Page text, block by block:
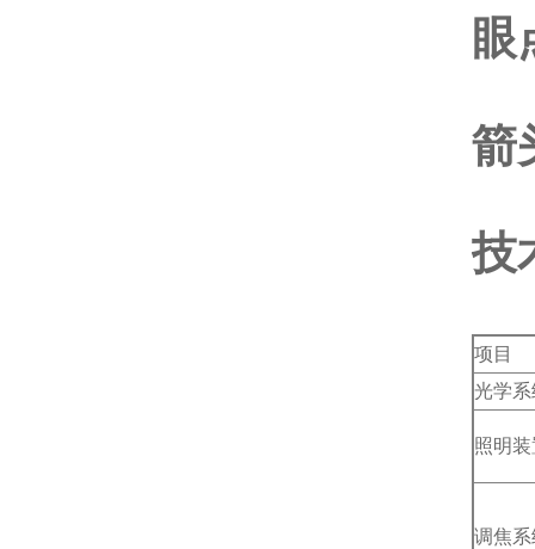
眼
箭
技
项目
光学系
照明装
调焦系